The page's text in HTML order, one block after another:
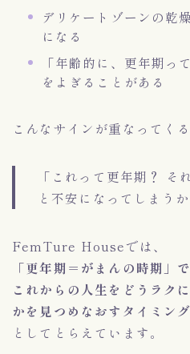
デリケートゾーンの乾
になる
「年齢的に、更年期っ
をよぎることがある
こんなサインが重なってくる
「これって更年期？ そ
と不安になってしまう
FemTure Houseでは、
「更年期＝がまんの時期」
これからの人生をどうラク
かを見つめなおすタイミング
としてとらえています。